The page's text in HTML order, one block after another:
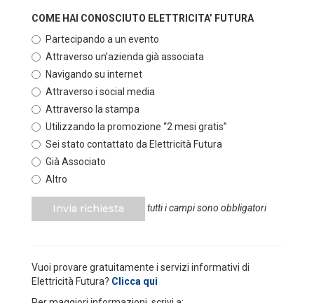
COME HAI CONOSCIUTO ELETTRICITA’ FUTURA
Partecipando a un evento
Attraverso un’azienda già associata
Navigando su internet
Attraverso i social media
Attraverso la stampa
Utilizzando la promozione “2 mesi gratis”
Sei stato contattato da Elettricità Futura
Già Associato
Altro
Invia richiesta tutti i campi sono obbligatori
Vuoi provare gratuitamente i servizi informativi di
Elettricità Futura? Clicca qui